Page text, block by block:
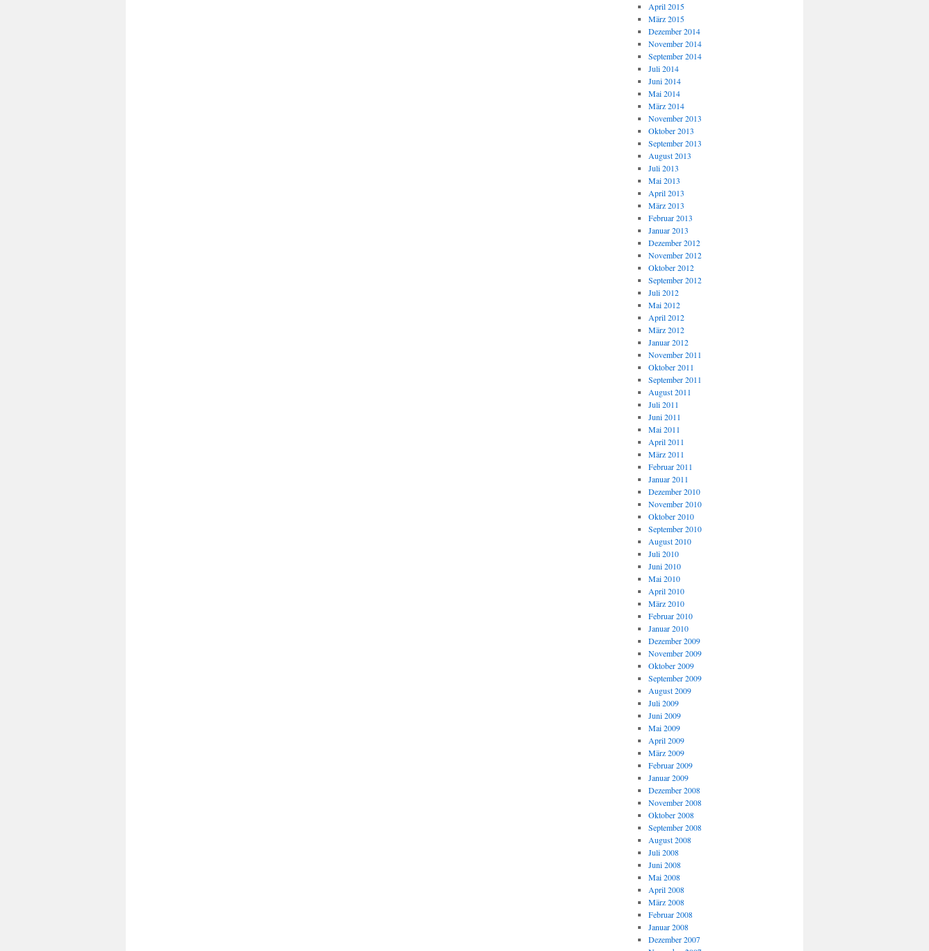
April 2015
März 2015
Dezember 2014
November 2014
September 2014
Juli 2014
Juni 2014
Mai 2014
März 2014
November 2013
Oktober 2013
September 2013
August 2013
Juli 2013
Mai 2013
April 2013
März 2013
Februar 2013
Januar 2013
Dezember 2012
November 2012
Oktober 2012
September 2012
Juli 2012
Mai 2012
April 2012
März 2012
Januar 2012
November 2011
Oktober 2011
September 2011
August 2011
Juli 2011
Juni 2011
Mai 2011
April 2011
März 2011
Februar 2011
Januar 2011
Dezember 2010
November 2010
Oktober 2010
September 2010
August 2010
Juli 2010
Juni 2010
Mai 2010
April 2010
März 2010
Februar 2010
Januar 2010
Dezember 2009
November 2009
Oktober 2009
September 2009
August 2009
Juli 2009
Juni 2009
Mai 2009
April 2009
März 2009
Februar 2009
Januar 2009
Dezember 2008
November 2008
Oktober 2008
September 2008
August 2008
Juli 2008
Juni 2008
Mai 2008
April 2008
März 2008
Februar 2008
Januar 2008
Dezember 2007